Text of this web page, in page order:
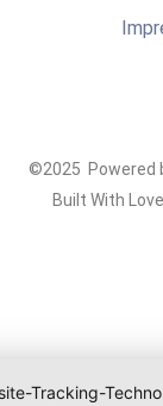
©2025 Powered
Built With
Tracking-